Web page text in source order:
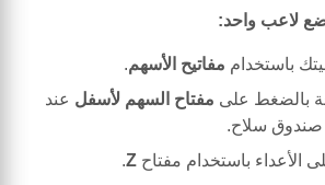
لاعب واحد:
باستخدام مفاتيح الأسهم.
بالضغط على مفتاح السهم لأسفل عند
صندوق سلاح.
الأعداء باستخدام مفتاح Z
.